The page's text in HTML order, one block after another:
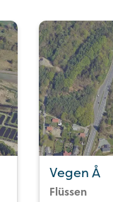
Vegen Å
Flüssen